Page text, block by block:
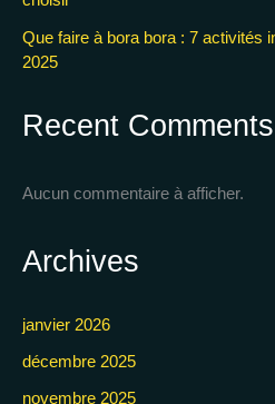
Que faire à bora bora : 7 activités
2025
Recent Comments
Aucun commentaire à afficher.
Archives
janvier 2026
décembre 2025
novembre 2025